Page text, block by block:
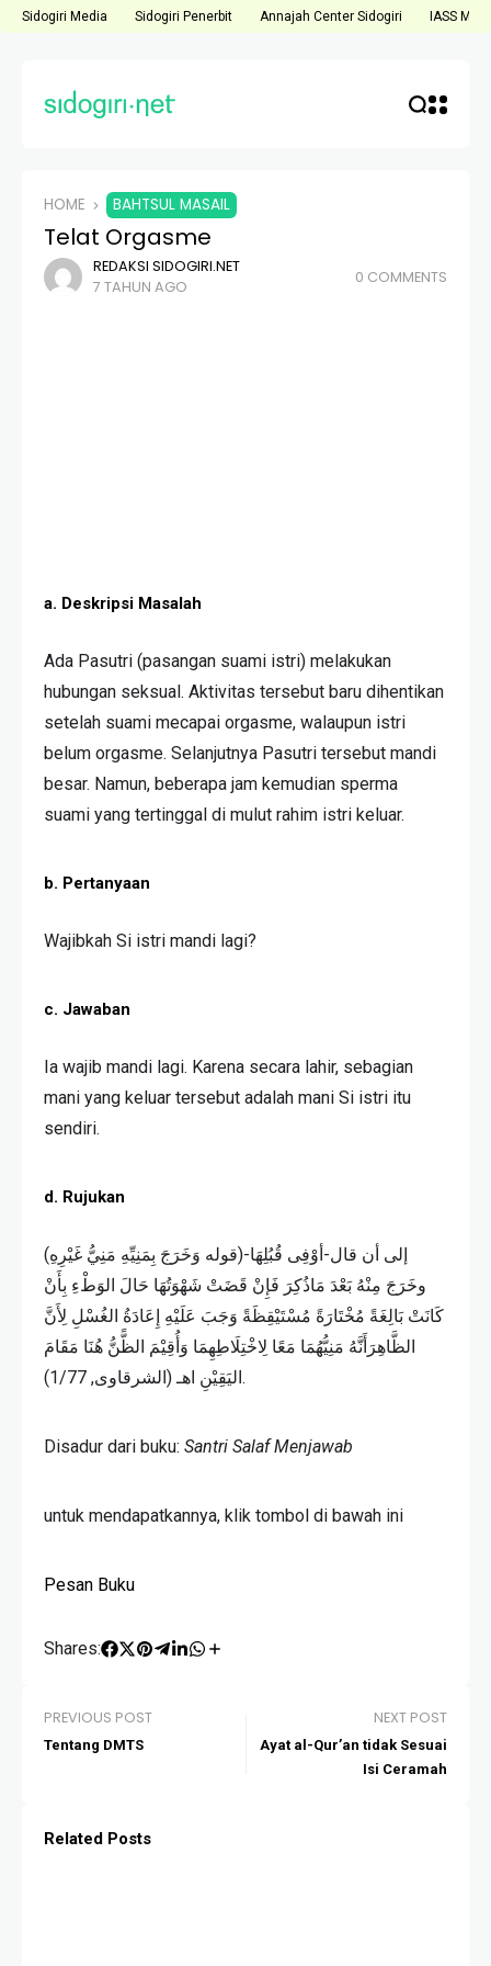
Sidogiri Media Sidogiri Penerbit Annajah Center Sidogiri IASS
HOME BAHTSUL MASAIL
Telat Orgasme
REDAKSI SIDOGIRI.NET
7 TAHUN AGO
0 COMMENTS
a. Deskripsi Masalah
Ada Pasutri (pasangan suami istri) melakukan
hubungan seksual. Aktivitas tersebut baru dihentikan
setelah suami mecapai orgasme, walaupun istri
belum orgasme. Selanjutnya Pasutri tersebut mandi
besar. Namun, beberapa jam kemudian sperma
suami yang tertinggal di mulut rahim istri keluar.
b. Pertanyaan
Wajibkah Si istri mandi lagi?
c. Jawaban
Ia wajib mandi lagi. Karena secara lahir, sebagian
mani yang keluar tersebut adalah mani Si istri itu
sendiri.
d. Rujukan
(قوله وَخَرَجَ بِمَنِيِّهِ مَنِيُّ غَيْرِهِ)-إلى أن قال-أوْفِى قُبُلِهَا
وخَرَجَ مِنْهُ بَعْدَ مَاذُكِرَ فَإِنْ قَضَتْ شَهْوَتُهَا حَالَ الوَطْءِ بِأَنْ
كَانَتْ بَالِغَةً مُخْتَارَةً مُسْتَيْقِظَةً وَجَبَ عَلَيْهِ إِعَادَةُ الغُسْلِ لِأَنَّ
الظَّاهِرَأَنَّهُ مَنِيُّهُمَا مَعًا لِاخْتِلَاطِهِمَا وَأُقِيْمَ الظًّنُّ هُنَا مَقَامَ
اليَقِيْنِ اهـ (الشرقاوى, 1/77).
Disadur dari buku: Santri Salaf Menjawab
untuk mendapatkannya, klik tombol di bawah ini
Pesan Buku
Shares:
PREVIOUS POST
Tentang DMTS
NEXT POST
Ayat al-Qur’an tidak Sesuai
Isi Ceramah
Related Posts